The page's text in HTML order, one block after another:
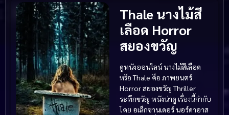
Thale นางไม้สี
เลือด Horror
สยองขวัญ
ดูหนังออนไลน์ นางไม้สีเลือด
หรือThale คือ ภาพยนตร์
Horror สยองขวัญ Thriller
ระทึกขวัญ หนังน่าดู เรื่องนี้กำกับ
โดย อเล็กซานเดอร์ นอร์ดาอาส